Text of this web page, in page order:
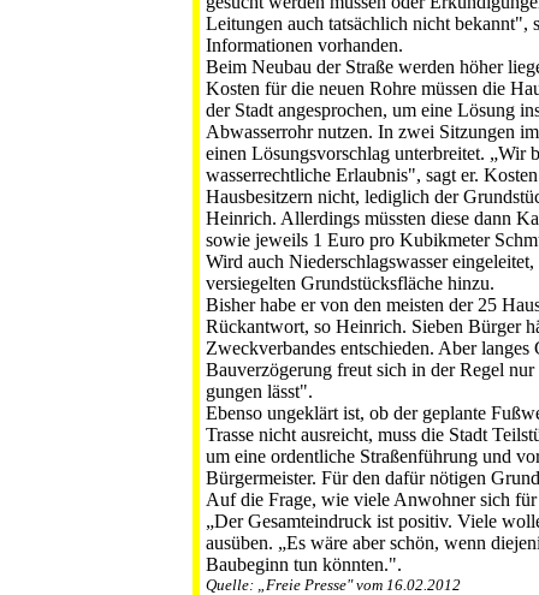
Leitungen auch tatsächlich nicht bekannt",
Informationen vorhanden.
Beim Neubau der Straße werden höher
Kosten für die neuen Rohre müssen die
der Stadt angesprochen, um ei­ne Lösung
Abwasserrohr nutzen. In zwei Sitzungen
einen Lösungsvor­schlag unterbreitet. „Wir
wasserrechtliche Erlaubnis", sagt er.
Hausbesitzern nicht, lediglich der
Heinrich. Allerdings müssten diese dann
sowie jeweils 1 Eu­ro pro Kubikmeter
Wird auch Niederschlagswasser
versiegelten Grund­stücksfläche hinzu.
Bisher habe er von den meisten der 25
Rückantwort, so Heinrich. Sieben Bürger
Zweckverbandes entschieden. Aber
Bauverzögerung freut sich in der Re­gel
gungen lässt".
Ebenso ungeklärt ist, ob der ge­plante
Trasse nicht ausreicht, muss die Stadt
um eine ordentliche Stra­ßenführung und
Bürgermeister. Für den dafür nötigen
Auf die Frage, wie viele Anwoh­ner sich
„Der Gesamteindruck ist posi­tiv. Viele
ausüben. „Es wäre aber schön, wenn
Baubeginn tun könnten.".
Quelle: „Freie Presse" vom 16.02.2012